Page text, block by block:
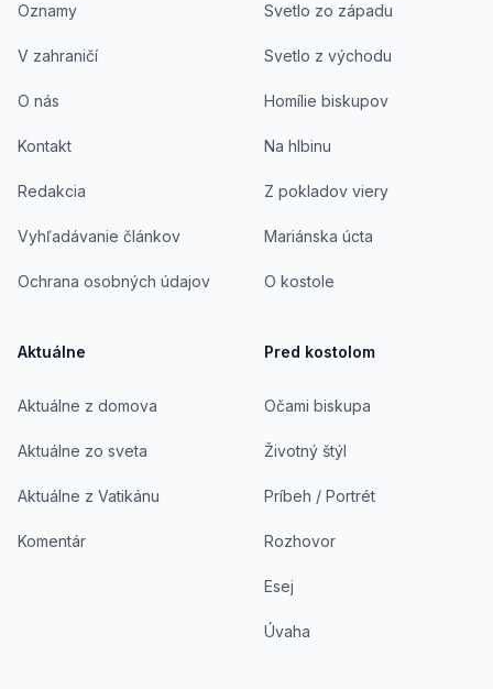
Oznamy
V zahraničí
O nás
Kontakt
Redakcia
Vyhľadávanie článkov
Ochrana osobných údajov
Aktuálne
Aktuálne z domova
Aktuálne zo sveta
Aktuálne z Vatikánu
Komentár
Svetlo zo západu
Svetlo z východu
Homílie biskupov
Na hlbinu
Z pokladov viery
Mariánska úcta
O kostole
Pred kostolom
Očami biskupa
Životný štýl
Príbeh / Portrét
Rozhovor
Esej
Úvaha